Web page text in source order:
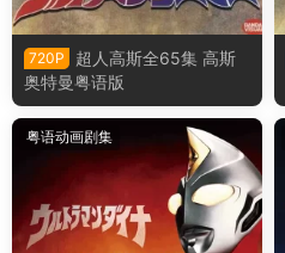
720P
超人高斯全65集 高斯
奥特曼粤语版
粤语动画剧集